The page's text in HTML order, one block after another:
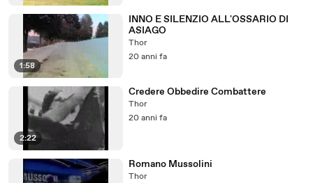
1:58
INNO E SILENZIO ALL'OSSARIO DI
ASIAGO
Thor
20 anni fa
2:22
Credere Obbedire Combattere
Thor
20 anni fa
Romano Mussolini
Thor